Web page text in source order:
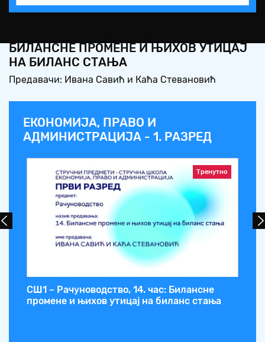
Video
БИЛАНСНЕ ПРОМЕНЕ И ЊИХОВ УТИЦАЈ
НА БИЛАНС СТАЊА
Предавачи: Ивана Савић и Каћа Стевановић
ЕКОНОМИЈА, ПРАВО И
АДМИНИСТРАЦИЈА - 1. РАЗРЕД
Тренутно
СШ1 – Рачуноводство, 14. час: Билансне
промене и њихов утицај на биланс стања